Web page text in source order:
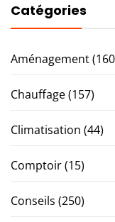
Catégories
Aménagement
Chauffage(157)
Climatisation (44)
Comptoir(15)
Conseils (250)